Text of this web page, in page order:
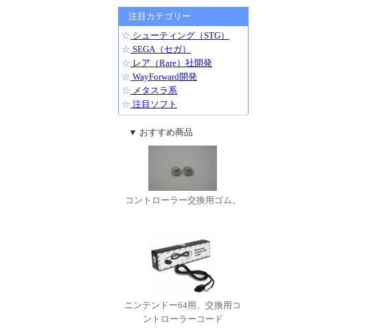
注目カテゴリー
☆ シューティング（STG）
☆ SEGA（セガ）
☆ レア（Rare）社開発
☆ WayForward開発
☆ メタスラ系
☆ 注目ソフト
▼ おすすめ商品
コントローラー交換用ゴム。
ニンテンドー64用、交換用コ
ントローラーコード